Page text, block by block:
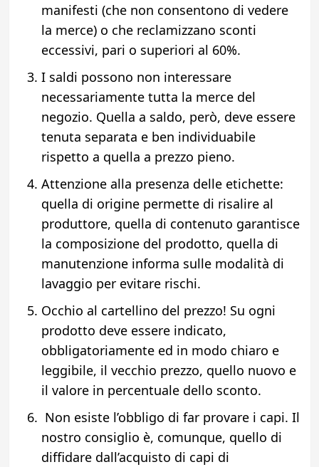
manifesti (che non consentono di vedere
la merce) o che reclamizzano sconti
eccessivi, pari o superiori al 60%.
I saldi possono non interessare
necessariamente tutta la merce del
negozio. Quella a saldo, però, deve essere
tenuta separata e ben individuabile
rispetto a quella a prezzo pieno.
Attenzione alla presenza delle etichette:
quella di origine permette di risalire al
produttore, quella di contenuto garantisce
la composizione del prodotto, quella di
manutenzione informa sulle modalità di
lavaggio per evitare rischi.
Occhio al cartellino del prezzo! Su ogni
prodotto deve essere indicato,
obbligatoriamente ed in modo chiaro e
leggibile, il vecchio prezzo, quello nuovo e
il valore in percentuale dello sconto.
Non esiste l’obbligo di far provare i capi. Il
nostro consiglio è, comunque, quello di
diffidare dall’acquisto di capi di